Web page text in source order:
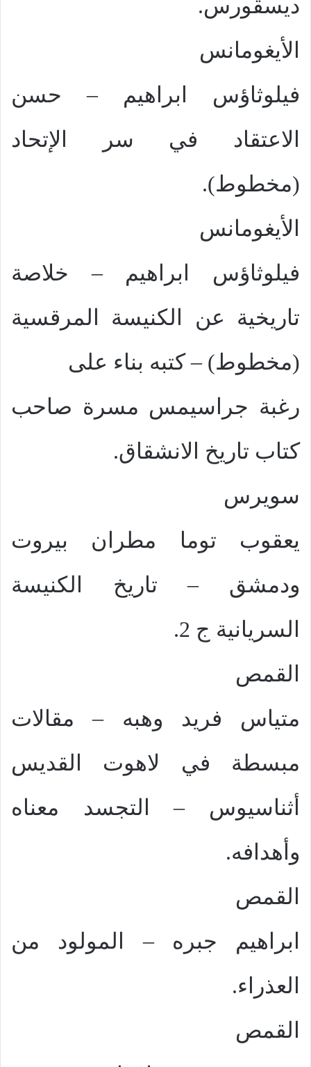
ديسقورس.
الأيغومانس
فيلوثاؤس ابراهيم – حسن
الاعتقاد في سر الإتحاد
(مخطوط).
الأيغومانس
فيلوثاؤس ابراهيم – خلاصة
تاريخية عن الكنيسة المرقسية
(مخطوط) – كتبه بناء على
رغبة جراسيمس مسرة صاحب
كتاب تاريخ الانشقاق.
سويرس
يعقوب توما مطران بيروت
ودمشق – تاريخ الكنيسة
السريانية ج 2.
القمص
متياس فريد وهبه – مقالات
مبسطة في لاهوت القديس
أثناسيوس – التجسد معناه
وأهدافه.
القمص
ابراهيم جبره – المولود من
العذراء.
القمص